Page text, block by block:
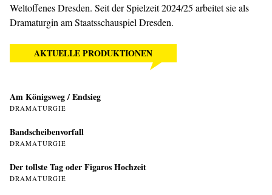
Weltoffenes Dresden. Seit der Spielzeit 2024/25 arbeitet sie als
Dramaturgin am Staatsschauspiel Dresden.
AKTUELLE PRODUKTIONEN
Am Königsweg / Endsieg
DRAMATURGIE
Bandscheibenvorfall
DRAMATURGIE
Der tollste Tag oder Figaros Hochzeit
DRAMATURGIE